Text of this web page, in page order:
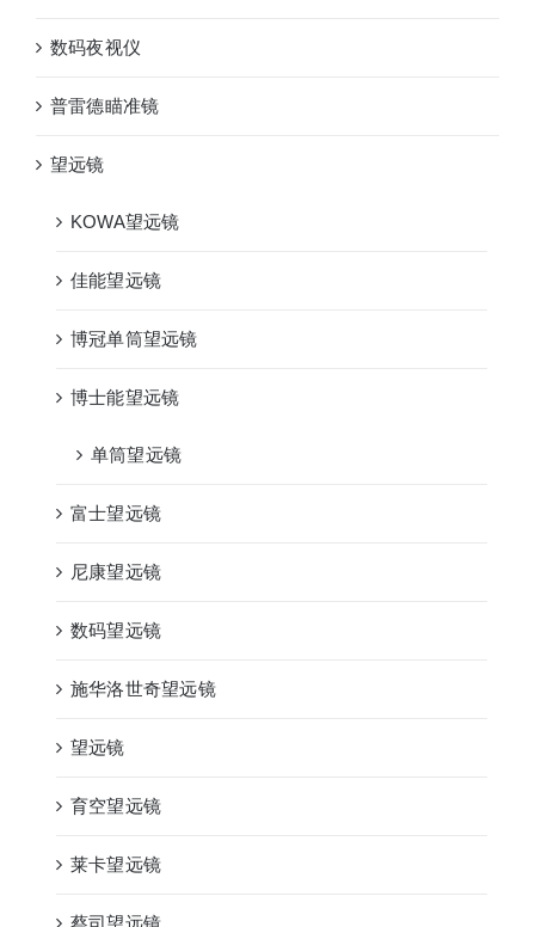
数码夜视仪
普雷德瞄准镜
望远镜
KOWA望远镜
佳能望远镜
博冠单筒望远镜
博士能望远镜
单筒望远镜
富士望远镜
尼康望远镜
数码望远镜
施华洛世奇望远镜
望远镜
育空望远镜
莱卡望远镜
蔡司望远镜